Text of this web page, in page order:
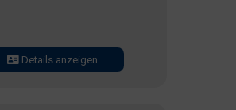
Details anzeigen